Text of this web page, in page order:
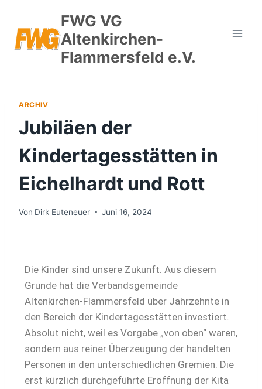
FWG VG
Altenkirchen-
Flammersfeld e.V.
ARCHIV
Jubiläen der
Kindertagesstätten in
Eichelhardt und Rott
Von Dirk Euteneuer Juni 16, 2024
Die Kinder sind unsere Zukunft. Aus diesem
Grunde hat die Verbandsgemeinde
Altenkirchen-Flammersfeld über Jahrzehnte in
den Bereich der Kindertagesstätten investiert.
Absolut nicht, weil es Vorgabe „von oben“ waren,
sondern aus reiner Überzeugung der handelten
Personen in den unterschiedlichen Gremien. Die
erst kürzlich durchgeführte Eröffnung der Kita